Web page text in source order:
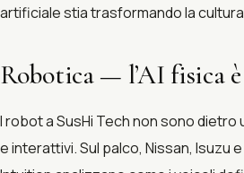
artificiale stia trasformando la
Robotica — l’AI fisica
I robot a SusHi Tech non sono
e interattivi. Sul palco, Nissan, Isuzu